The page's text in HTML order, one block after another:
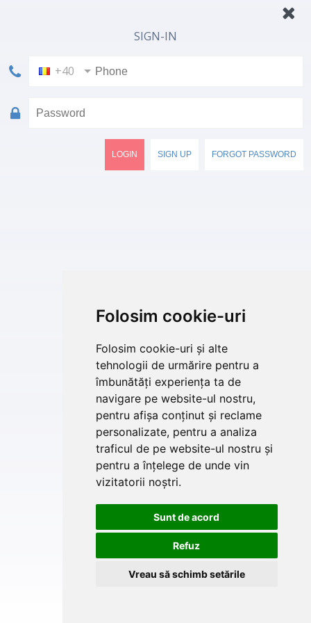
Folosim cookie-uri
Folosim cookie-uri și alte
tehnologii de urmărire pentru a
îmbunătăți experiența ta de
navigare pe website-ul nostru,
pentru afișa conținut și reclame
personalizate, pentru a analiza
traficul de pe website-ul nostru și
pentru a înțelege de unde vin
vizitatorii noștri.
Sunt de acord
Refuz
Vreau să schimb setările
SIGN-IN
+40
LOGIN SIGN UP FORGOT PASSWORD